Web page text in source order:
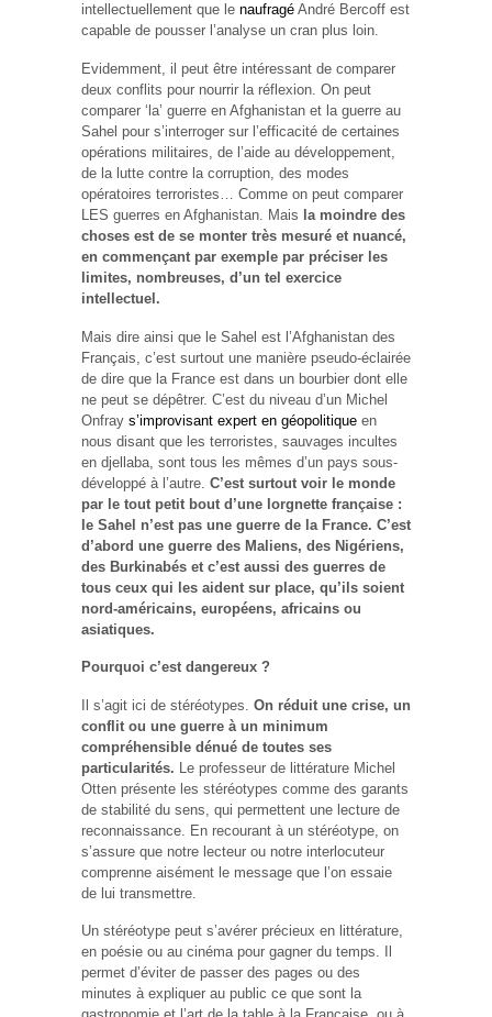
intellectuellement que le naufragé André Bercoff est
capable de pousser l’analyse un cran plus loin.
Evidemment, il peut être intéressant de comparer
deux conflits pour nourrir la réflexion. On peut
comparer ‘la’ guerre en Afghanistan et la guerre au
Sahel pour s’interroger sur l’efficacité de certaines
opérations militaires, de l’aide au développement,
de la lutte contre la corruption, des modes
opératoires terroristes… Comme on peut comparer
LES guerres en Afghanistan. Mais la moindre des
choses est de se monter très mesuré et nuancé,
en commençant par exemple par préciser les
limites, nombreuses, d’un tel exercice
intellectuel.
Mais dire ainsi que le Sahel est l’Afghanistan des
Français, c’est surtout une manière pseudo-éclairée
de dire que la France est dans un bourbier dont elle
ne peut se dépêtrer. C’est du niveau d’un Michel
Onfray s’improvisant expert en géopolitique en
nous disant que les terroristes, sauvages incultes
en djellaba, sont tous les mêmes d’un pays sous-
développé à l’autre. C’est surtout voir le monde
par le tout petit bout d’une lorgnette française :
le Sahel n’est pas une guerre de la France. C’est
d’abord une guerre des Maliens, des Nigériens,
des Burkinabés et c’est aussi des guerres de
tous ceux qui les aident sur place, qu’ils soient
nord-américains, européens, africains ou
asiatiques.
Pourquoi c’est dangereux ?
Il s’agit ici de stéréotypes. On réduit une crise, un
conflit ou une guerre à un minimum
compréhensible dénué de toutes ses
particularités.
Le professeur de littérature Michel
Otten présente les stéréotypes comme des garants
de stabilité du sens, qui permettent une lecture de
reconnaissance. En recourant à un stéréotype, on
s’assure que notre lecteur ou notre interlocuteur
comprenne aisément le message que l’on essaie
de lui transmettre.
Un stéréotype peut s’avérer précieux en littérature,
en poésie ou au cinéma pour gagner du temps. Il
permet d’éviter de passer des pages ou des
minutes à expliquer au public ce que sont la